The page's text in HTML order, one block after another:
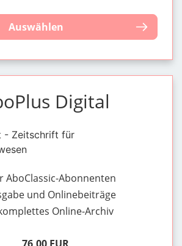
Auswählen
Digital
AboClassic-Abonnenten
und Onlinebeiträge
Online-Archiv
76,00 EUR